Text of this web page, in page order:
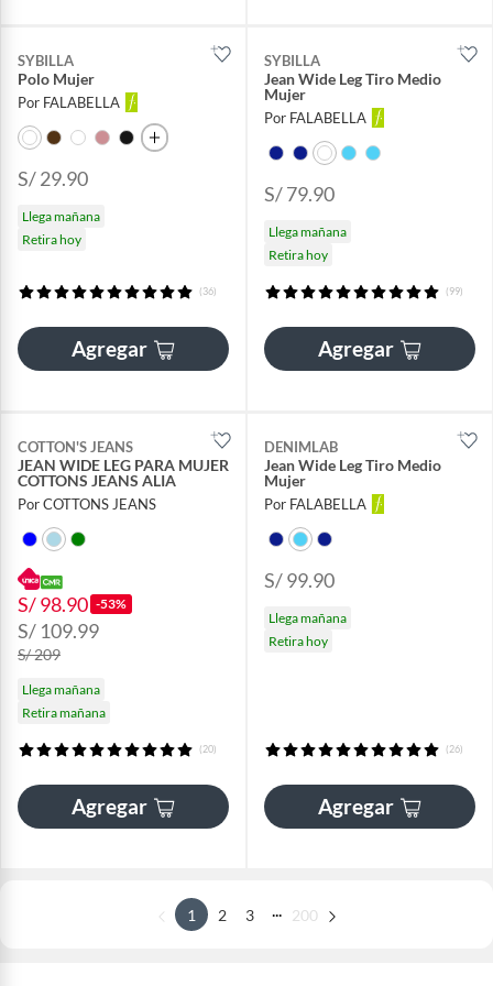
SYBILLA
Polo Mujer
Por FALABELLA
S/ 29.90
Llega mañana
Retira hoy
(36)
Agregar
SYBILLA
Jean Wide Leg Tiro Medio
Mujer
Por FALABELLA
S/ 79.90
Llega mañana
Retira hoy
(99)
Agregar
COTTON'S JEANS
JEAN WIDE LEG PARA MUJER
COTTONS JEANS ALIA
Por COTTONS JEANS
S/ 98.90 -53%
S/ 109.99
S/ 209
Llega mañana
Retira mañana
(20)
Agregar
DENIMLAB
Jean Wide Leg Tiro Medio
Mujer
Por FALABELLA
S/ 99.90
Llega mañana
Retira hoy
(26)
Agregar
1 2 3 200